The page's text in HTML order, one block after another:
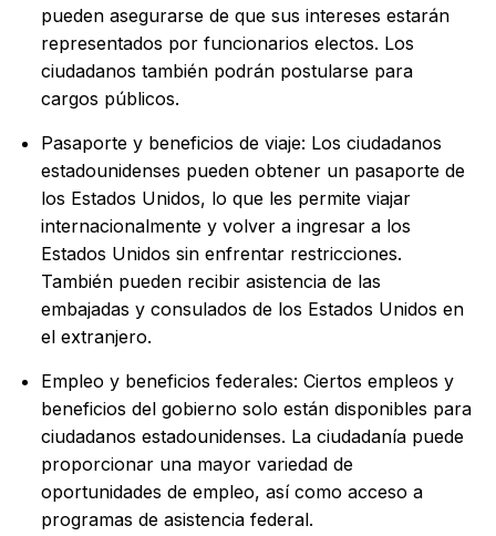
pueden asegurarse de que sus intereses estarán
representados por funcionarios electos. Los
ciudadanos también podrán postularse para
cargos públicos.
Pasaporte y beneficios de viaje: Los ciudadanos
estadounidenses pueden obtener un pasaporte de
los Estados Unidos, lo que les permite viajar
internacionalmente y volver a ingresar a los
Estados Unidos sin enfrentar restricciones.
También pueden recibir asistencia de las
embajadas y consulados de los Estados Unidos en
el extranjero.
Empleo y beneficios federales: Ciertos empleos y
beneficios del gobierno solo están disponibles para
ciudadanos estadounidenses. La ciudadanía puede
proporcionar una mayor variedad de
oportunidades de empleo, así como acceso a
programas de asistencia federal.